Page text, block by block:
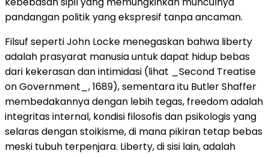
pandangan politik yang ekspresif tanpa ancaman.
Filsuf seperti John Locke menegaskan bahwa liberty
adalah prasyarat manusia untuk dapat hidup bebas
dari kekerasan dan intimidasi (lihat _Second Treatise
on Government_, 1689), sementara itu Butler Shaffer
membedakannya dengan lebih tegas, freedom adalah
integritas internal, kondisi filosofis dan psikologis yang
selaras dengan stoikisme, di mana pikiran tetap bebas
meski tubuh terpenjara. Liberty, di sisi lain, adalah